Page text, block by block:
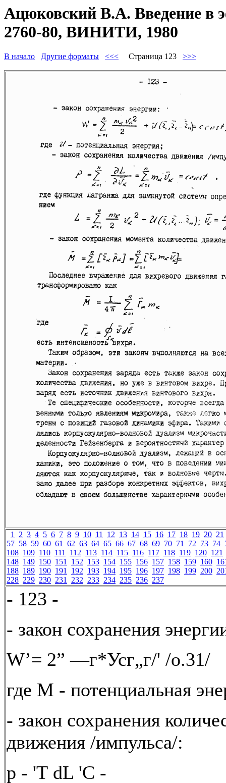
Ацюковский В.А. Введение в
2760-80, ВИНИТИ, 1980
В начало Другие форматы <<< Страница 123 >>>
1 2 3 4 5 6 7 8 9 10 11 12 13 14 15 16 17 18 19 20 21
57 58 59 60 61 62 63 64 65 66 67 68 69 70 71 72 73 74
108 109 110 111 112 113 114 115 116 117 118 119 120 121
148 149 150 151 152 153 154 155 156 157 158 159 160
188 189 190 191 192 193 194 195 196 197 198 199 200
228 229 230 231 232 233 234 235 236 237
- 123 -
- закон сохранения
W’= 2” —г*Усг„г/' /о.31/
где М - потенциальная
- закон сохранения
движения /импульса/:
р - 'Т dL 'С -